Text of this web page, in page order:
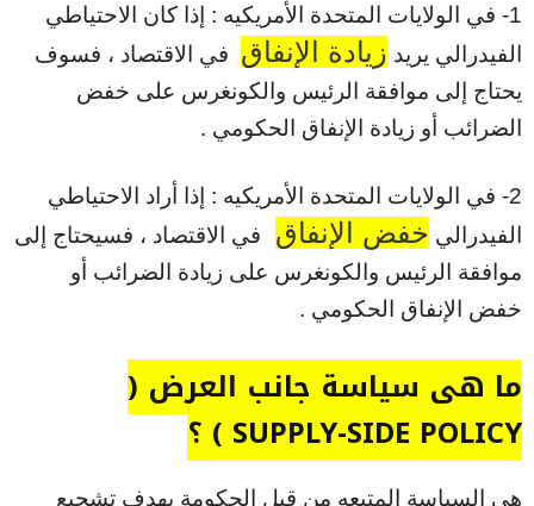
1- في الولايات المتحدة الأمريكيه : إذا كان الاحتياطي
الفيدرالي يريد زيادة الإنفاق في الاقتصاد ، فسوف
يحتاج إلى موافقة الرئيس والكونغرس على خفض
الضرائب أو زيادة الإنفاق الحكومي .
2- في الولايات المتحدة الأمريكيه : إذا أراد الاحتياطي
الفيدرالي خفض الإنفاق
في الاقتصاد ، فسيحتاج إلى
موافقة الرئيس والكونغرس على زيادة الضرائب أو
خفض الإنفاق الحكومي .
ما هي سياسة جانب العرض (
SUPPLY-SIDE POLICY ) ؟
هي السياسة المتبعه من قبل الحكومة بهدف تشجيع